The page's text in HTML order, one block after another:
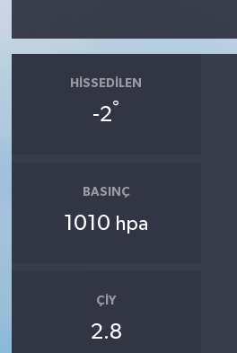
HISSEDILEN
-2°
BASINÇ
1010 hpa
ÇIY
2.8